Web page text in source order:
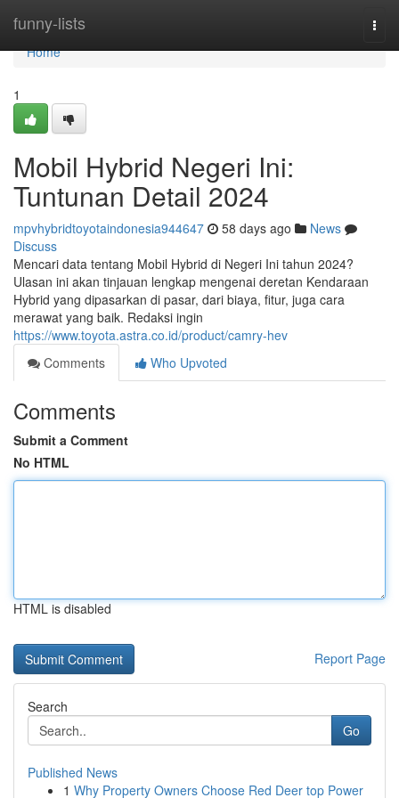
funny-lists
Home
Home
1
Mobil Hybrid Negeri Ini:
Tuntunan Detail 2024
mpvhybridtoyotaindonesia944647 58 days ago
News
Discuss
Mencari data tentang Mobil Hybrid di Negeri Ini tahun 2024?
Ulasan ini akan tinjauan lengkap mengenai deretan Kendaraan
Hybrid yang dipasarkan di pasar, dari biaya, fitur, juga cara
merawat yang baik. Redaksi ingin
https://www.toyota.astra.co.id/product/camry-hev
Comments
Who Upvoted
Comments
Submit a Comment
No HTML
HTML is disabled
Report Page
Search
Go
Published News
1 Why Property Owners Choose Red Deer top Power